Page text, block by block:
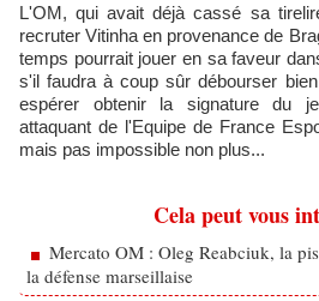
L'OM, qui avait déjà cassé sa
recruter Vitinha en provenance de
temps pourrait jouer en sa faveur
s'il faudra à coup sûr débourser
espérer obtenir la signature du
attaquant de l'Equipe de France
mais pas impossible non plus...
Cela peut vous
Mercato OM : Oleg Reabciuk, la
la défense marseillaise